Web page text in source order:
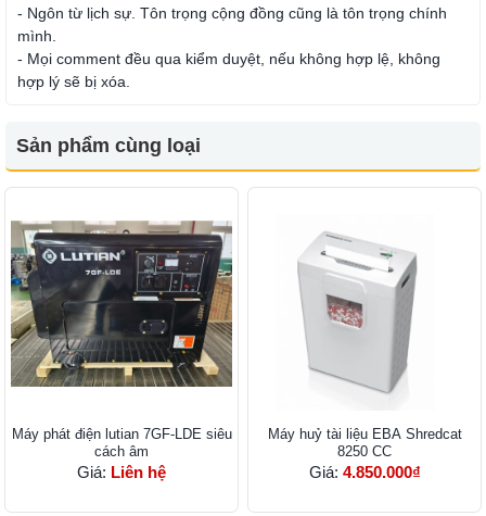
- Ngôn từ lịch sự. Tôn trọng cộng đồng cũng là tôn trọng chính
mình.
- Mọi comment đều qua kiểm duyệt, nếu không hợp lệ, không
hợp lý sẽ bị xóa.
Sản phẩm cùng loại
Máy phát điện lutian 7GF-LDE siêu
cách âm
Giá: Liên hệ
Máy huỷ tài liệu EBA Shredcat
8250 CC
Giá: 4.850.000₫